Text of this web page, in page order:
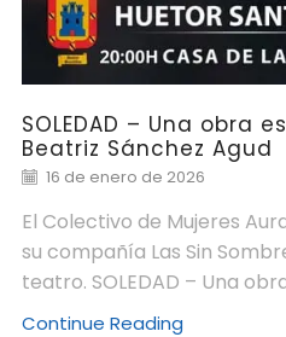
SOLEDAD – Una obra
Beatriz Sánchez Agud
16 de enero de 2026
El Colectivo de Mujeres
su compañía Las Sin
teatro. SOLEDAD – Una
Continue Reading